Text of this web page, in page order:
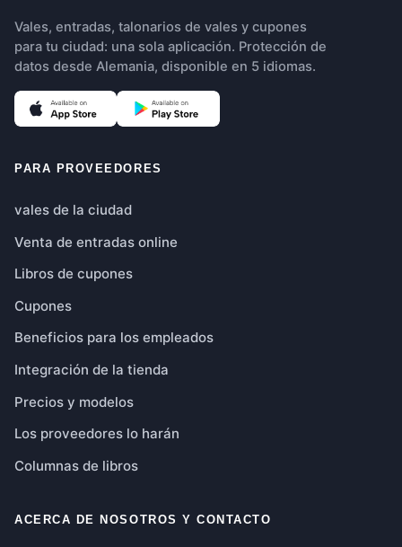
Vales, entradas, talonarios de vales y cupones
para tu ciudad: una sola aplicación. Protección de
datos desde Alemania, disponible en 5 idiomas.
PARA PROVEEDORES
vales de la ciudad
Venta de entradas online
Libros de cupones
Cupones
Beneficios para los empleados
Integración de la tienda
Precios y modelos
Los proveedores lo harán
Columnas de libros
ACERCA DE NOSOTROS Y CONTACTO